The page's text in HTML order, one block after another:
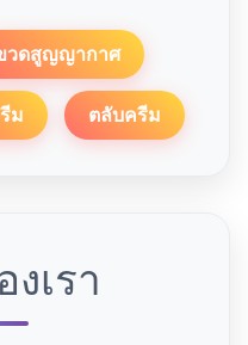
วดสูญญากาศ
ม ตลับครีม
เรา